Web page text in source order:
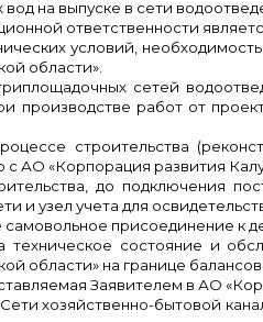
вод на выпуске в сети
ответственности
условий,
области».
сетей
производстве работ от
строительства
с АО «Корпорация развития
до подключения
и узел учета для
присоединение к
техническое состояние и
области» на границе
Заявителем в АО
хозяйственно-бытовой